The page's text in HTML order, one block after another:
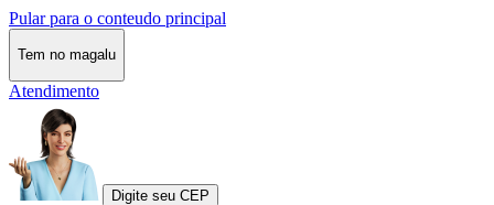
Pular para o conteudo principal
Tem no magalu
Atendimento
Digite seu CEP